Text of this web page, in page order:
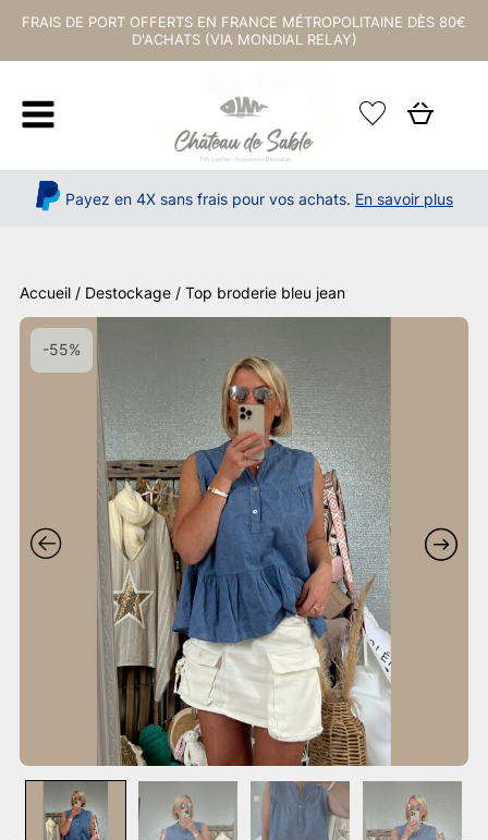
FRAIS DE PORT OFFERTS EN FRANCE MÉTROPOLITAINE DÈS 80€
D'ACHATS (VIA MONDIAL RELAY)
Payez en 4X sans frais pour vos achats. En savoir plus
Accueil / Destockage / Top broderie bleu jean
-55%